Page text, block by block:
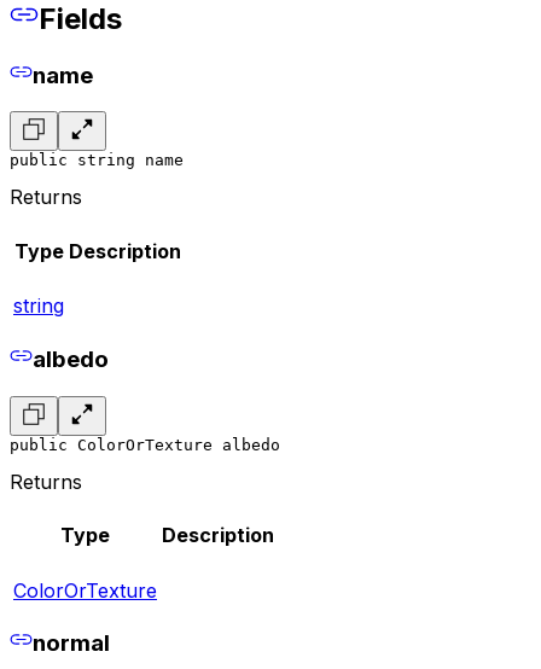
Fields
name
public string name
Returns
Type Description
string
albedo
public ColorOrTexture albedo
Returns
Type Description
ColorOrTexture
normal